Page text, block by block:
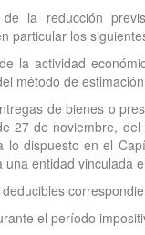
la reducción
particular los
la actividad
método de
de bienes o
27 de noviembre,
lo dispuesto en el
entidad vinculada
el período